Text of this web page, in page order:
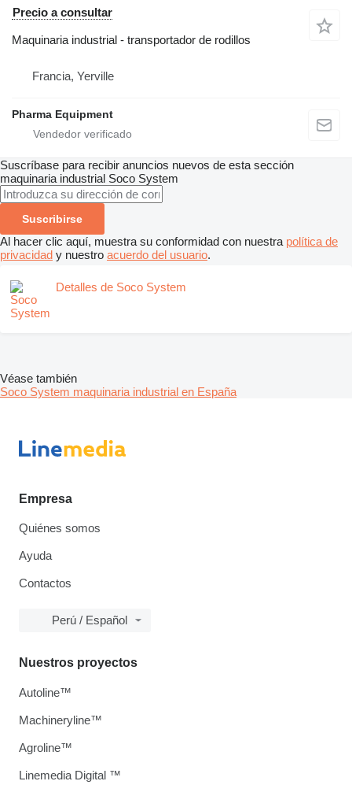
Precio a consultar
Maquinaria industrial - transportador de rodillos
Francia, Yerville
Pharma Equipment
Suscríbase para recibir anuncios nuevos de esta sección
maquinaria industrial Soco System
Suscribirse
Al hacer clic aquí, muestra su conformidad con nuestra política de
privacidad y nuestro acuerdo del usuario.
Detalles de Soco System
Véase también
Soco System maquinaria industrial en España
Empresa
Quiénes somos
Ayuda
Contactos
Perú / Español
Nuestros proyectos
Autoline™
Machineryline™
Agroline™
Linemedia Digital ™